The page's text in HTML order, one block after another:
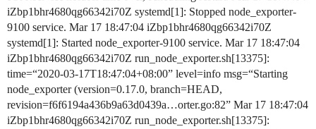
iZbp1bhr4680qg66342i70Z systemd[1]: Stopped node_exporter-
9100 service. Mar 17 18:47:04 iZbp1bhr4680qg66342i70Z
systemd[1]: Started node_exporter-9100 service. Mar 17 18:47:04
iZbp1bhr4680qg66342i70Z run_node_exporter.sh[13375]:
time=“2020-03-17T18:47:04+08:00” level=info msg=“Starting
node_exporter (version=0.17.0, branch=HEAD,
revision=f6f6194a436b9a63d0439a…orter.go:82” Mar 17 18:47:04
iZbp1bhr4680qg66342i70Z run_node_exporter.sh[13375]: